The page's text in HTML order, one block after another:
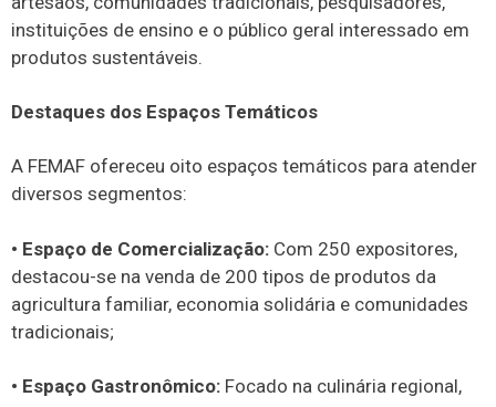
instituições de ensino e o público geral interessado em
produtos sustentáveis.
Destaques dos Espaços Temáticos
A FEMAF ofereceu oito espaços temáticos para atender
diversos segmentos:
• Espaço de Comercialização: Com 250 expositores,
destacou-se na venda de 200 tipos de produtos da
agricultura familiar, economia solidária e comunidades
tradicionais;
• Espaço Gastronômico: Focado na culinária regional,